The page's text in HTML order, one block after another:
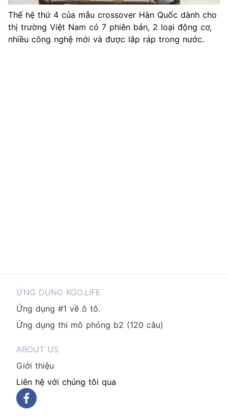
Thế hệ thứ 4 của mẫu crossover Hàn Quốc dành cho
thị trường Việt Nam có 7 phiên bản, 2 loại động cơ,
nhiều công nghệ mới và được lắp ráp trong nước.
ỨNG DỤNG KGO.LIFE
Ứng dụng #1 về ô tô.
Ứng dụng thi mô phỏng b2 (120 câu)
ABOUT US
Giới thiệu
Liên hệ với chúng tôi qua